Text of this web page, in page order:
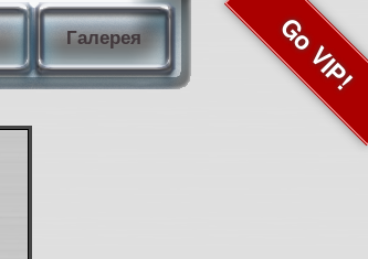
Галерея Go VIP!